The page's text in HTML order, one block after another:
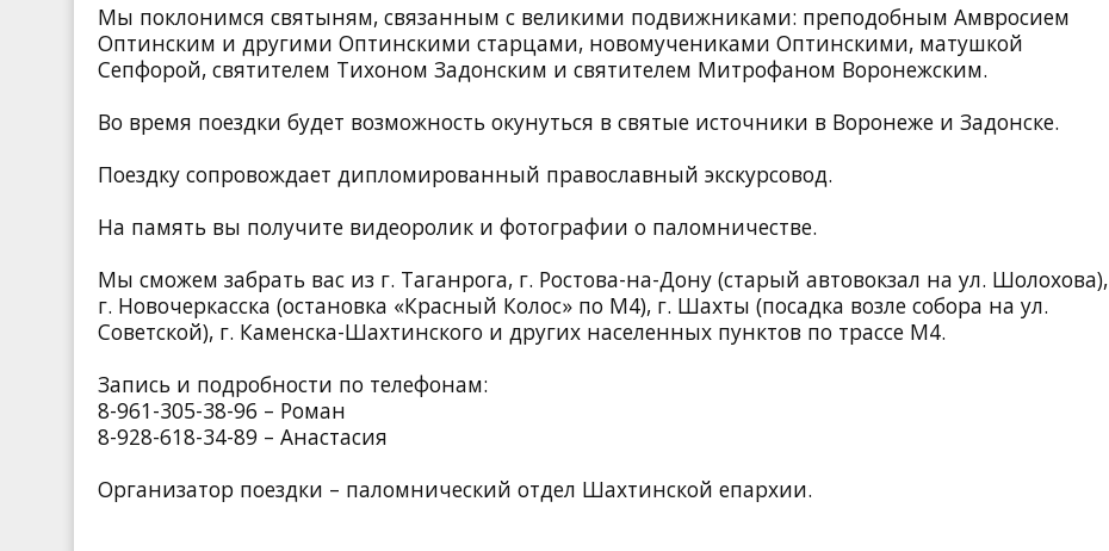
Мы поклонимся святыням, связанным с великими подвижниками: преподобным Амвросием
Оптинским и другими Оптинскими старцами, новомучениками Оптинскими, матушкой
Сепфорой, святителем Тихоном Задонским и святителем Митрофаном Воронежским.
Во время поездки будет возможность окунуться в святые источники в Воронеже и Задонске.
Поездку сопровождает дипломированный православный экскурсовод.
На память вы получите видеоролик и фотографии о паломничестве.
Мы сможем забрать вас из г. Таганрога, г. Ростова-на-Дону (старый автовокзал на ул. Шолохова),
г. Новочеркасска (остановка «Красный Колос» по М4), г. Шахты (посадка возле собора на ул.
Советской), г. Каменска-Шахтинского и других населенных пунктов по трассе М4.
Запись и подробности по телефонам:
8-961-305-38-96 – Роман
8-928-618-34-89 – Анастасия
Организатор поездки – паломнический отдел Шахтинской епархии.